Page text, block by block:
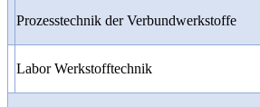
Prozesstechnik der Verbundwerkstoffe
Labor Werkstofftechnik